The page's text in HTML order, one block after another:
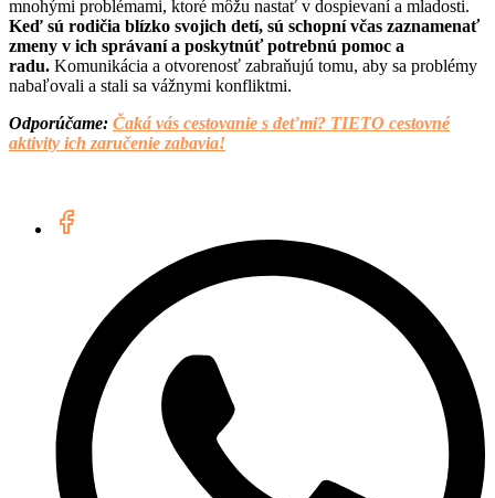
mnohými problémami, ktoré môžu nastať v dospievaní a mladosti.
Keď sú rodičia blízko svojich detí, sú schopní včas zaznamenať
zmeny v ich správaní a poskytnúť potrebnú pomoc a
radu. Komunikácia a otvorenosť zabraňujú tomu, aby sa problémy
nabaľovali a stali sa vážnymi konfliktmi.
Odporúčame: Čaká vás cestovanie s deťmi? TIETO cestovné
aktivity ich zaručenie zabavia!